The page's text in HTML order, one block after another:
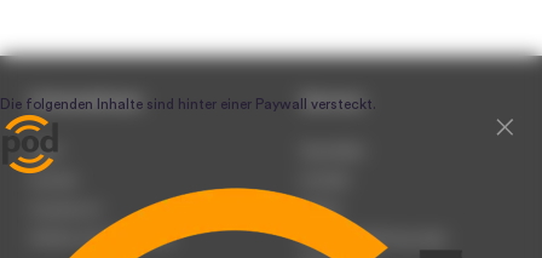
Unternehmen
Team
Werben auf podcast.de
Service
Presse
Nutzungsbedingungen